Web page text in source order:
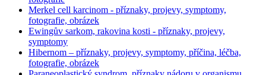
Merkel cell karcinom - příznaky, projevy, symptomy,
fotografie, obrázek
Ewingův sarkom, rakovina kosti - příznaky, projevy,
symptomy
Hibernom – příznaky, projevy, symptomy, příčina, léčba,
fotografie, obrázek